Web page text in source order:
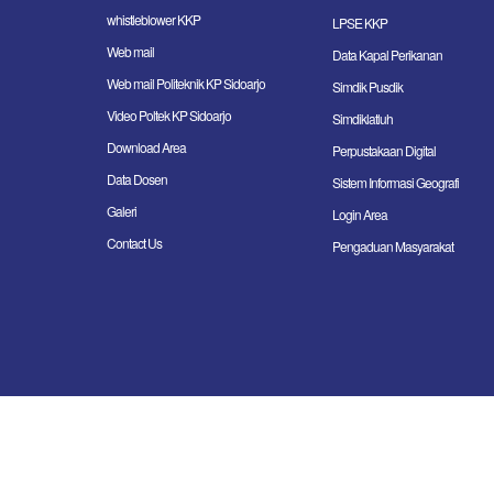
whistleblower KKP
Web mail
Web mail Politeknik KP Sidoarjo
Video Poltek KP Sidoarjo
Download Area
Data Dosen
Galeri
Contact Us
LPSE KKP
Data Kapal Perikanan
Simdik Pusdik
Simdiklatluh
Perpustakaan Digital
Sistem Informasi Geografi
Login Area
Pengaduan Masyarakat